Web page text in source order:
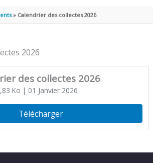
PRINCIPAL
Calendrier des collectes 2026
2026
des collectes 2026
Ko | 01 Janvier 2026
Télécharger